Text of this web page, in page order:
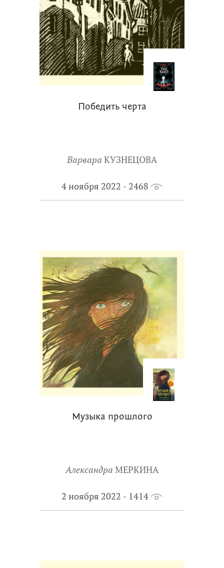
Победить черта
Варвара КУЗНЕЦОВА
4 ноября 2022 2468
Музыка прошлого
Александра МЕРКИНА
2 ноября 2022 1414